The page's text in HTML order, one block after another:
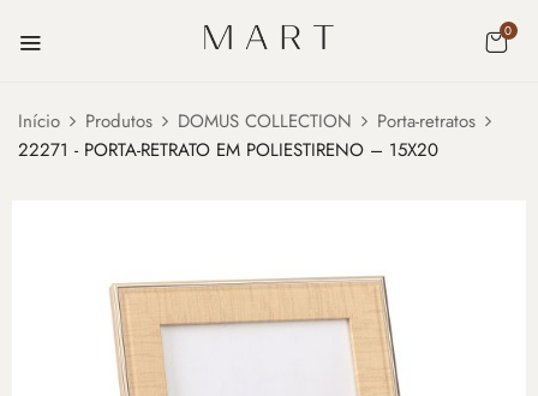
0
Início Produtos DOMUS COLLECTION
Porta-retratos
22271 - PORTA-RETRATO EM POLIESTIRENO – 15X20